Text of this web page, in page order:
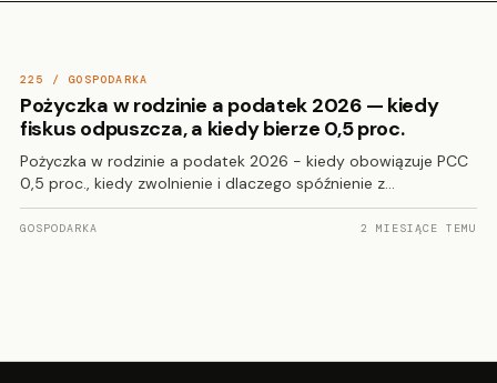
225 / GOSPODARKA
Pożyczka w rodzinie a podatek 2026 — kiedy
fiskus odpuszcza, a kiedy bierze 0,5 proc.
Pożyczka w rodzinie a podatek 2026 - kiedy obowiązuje PCC
0,5 proc., kiedy zwolnienie i dlaczego spóźnienie z…
GOSPODARKA 2 MIESIĄCE TEMU